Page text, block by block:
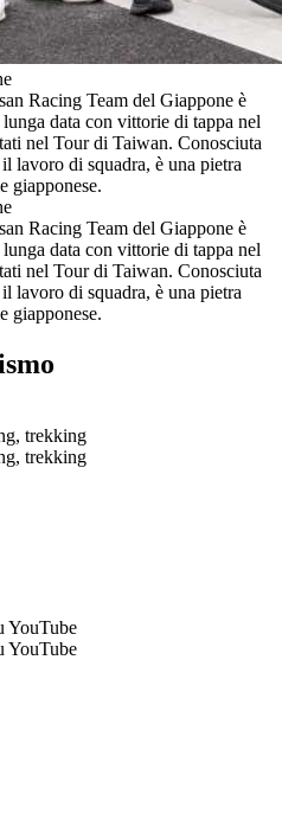
Racing Team del Giappone è
data con vittorie di tappa nel
nel Tour di Taiwan. Conosciuta
lavoro di squadra, è una pietra
giapponese.
Racing Team del Giappone è
data con vittorie di tappa nel
nel Tour di Taiwan. Conosciuta
lavoro di squadra, è una pietra
giapponese.
trekking
trekking
YouTube
YouTube